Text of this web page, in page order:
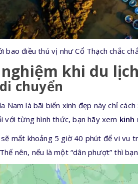
điều thú vị như Cổ Thạch chắc
khi du
chuyển
Nam là bãi biển xinh đẹp này chỉ
với từng hình thức, bạn hãy xem kinh
mất khoảng 5 giờ 40 phút để vi vu
nên, nếu là một “dân phượt” thì